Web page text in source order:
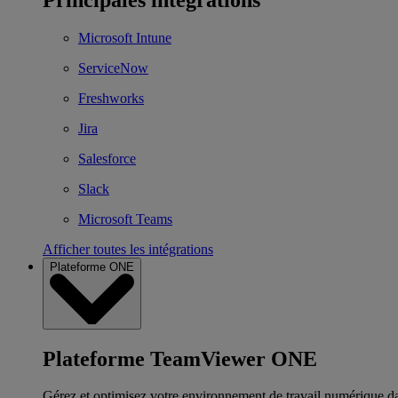
Microsoft Intune
ServiceNow
Freshworks
Jira
Salesforce
Slack
Microsoft Teams
Afficher toutes les intégrations
Plateforme ONE
Plateforme TeamViewer ONE